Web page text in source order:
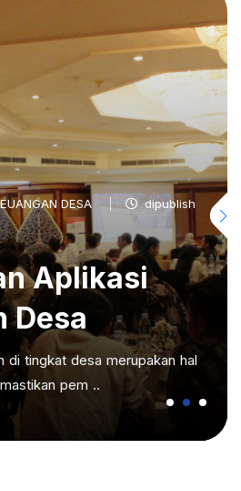
DESA
dipublish
Aplikasi
Desa
di tingkat desa merupakan hal
pem ..